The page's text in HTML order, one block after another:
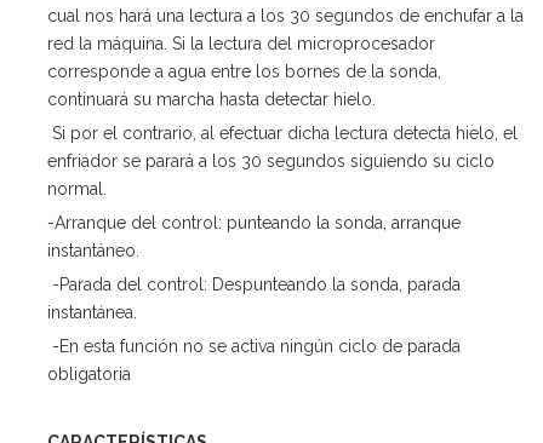
cual nos hará una lectura a los 30 segundos de enchufar a la
red la máquina. Si la lectura del microprocesador
corresponde a agua entre los bornes de la sonda,
continuará su marcha hasta detectar hielo.
Si por el contrario, al efectuar dicha lectura detecta hielo, el
enfriador se parará a los 30 segundos siguiendo su ciclo
normal.
-Arranque del control: punteando la sonda, arranque
instantáneo.
-Parada del control: Despunteando la sonda, parada
instantánea.
-En esta función no se activa ningún ciclo de parada
obligatoria